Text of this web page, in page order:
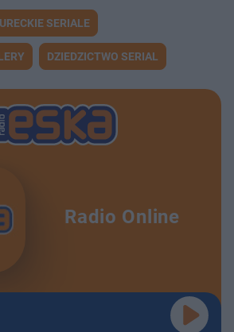
SERIALE
DZIEDZICTWO SERIAL
Radio Online